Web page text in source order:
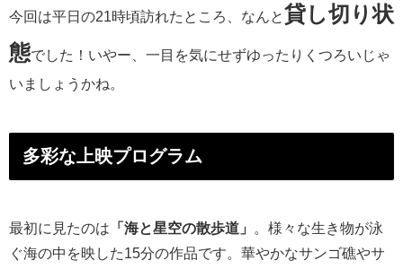
今回は平日の21時頃訪れたところ、なんと貸し切り状
態でした！いやー、一目を気にせずゆったりくつろいじゃ
いましょうかね。
多彩な上映プログラム
最初に見たのは 「海と星空の散歩道」
。様々な生き物が泳
ぐ海の中を映した15分の作品です。華やかなサンゴ礁やサ